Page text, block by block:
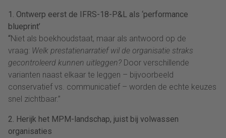
1. Ontwerp eerst de IFRS-18-P&L als ‘performance
blueprint’
“Niet als boekhoudstaat, maar als antwoord op de
vraag: Welk prestatienarratief wil de organisatie straks
gecontroleerd kunnen uitleggen? Door verschillende
varianten naast elkaar te leggen – bijvoorbeeld
conservatief vs. communicatief – worden de echte keuzes
snel zichtbaar.”
2. Herijk het MPM-landschap, juist bij volwassen
organisaties